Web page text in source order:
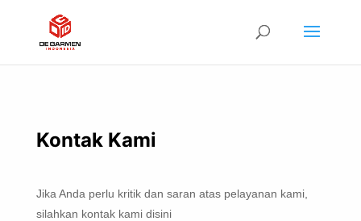
Kontak Kami
Jika Anda perlu kritik dan saran atas pelayanan kami,
silahkan kontak kami disini